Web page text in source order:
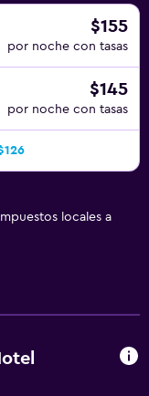
$155
por noche con tasas
$145
por noche con tasas
locales a